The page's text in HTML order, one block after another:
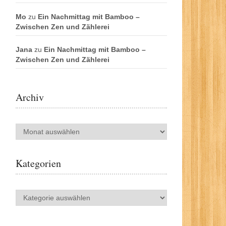
Mo zu Ein Nachmittag mit Bamboo –
Zwischen Zen und Zählerei
Jana zu Ein Nachmittag mit Bamboo –
Zwischen Zen und Zählerei
Archiv
Archiv
Kategorien
Kategorien